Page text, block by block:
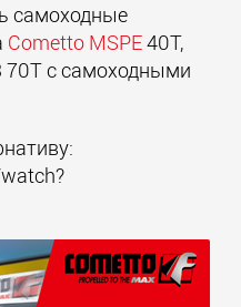
самоходные
Cometto MSPE40T,
70T с самоходными